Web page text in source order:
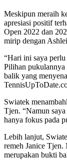
Meskipun meraih
apresiasi positif
Open 2022 dan
mirip dengan
“Hari ini saya
Pilihan
balik yang
Swiatek
Tjen. “Namun saya
hanya fokus pada
Lebih lanjut,
remeh Janice Tjen.
merupakan bukti